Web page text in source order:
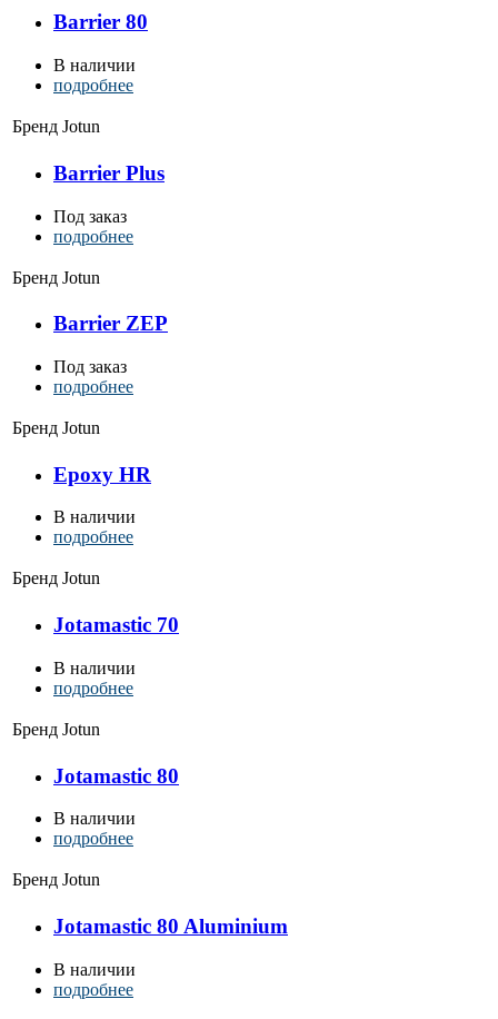
Barrier 80
В наличии
подробнее
Бренд Jotun
Barrier Plus
Под заказ
подробнее
Бренд Jotun
Barrier ZEP
Под заказ
подробнее
Бренд Jotun
Epoxy HR
В наличии
подробнее
Бренд Jotun
Jotamastic 70
В наличии
подробнее
Бренд Jotun
Jotamastic 80
В наличии
подробнее
Бренд Jotun
Jotamastic 80 Aluminium
В наличии
подробнее